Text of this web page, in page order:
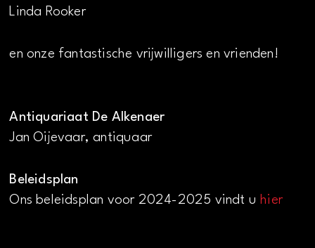
Linda Rooker
en onze fantastische vrijwilligers en vrienden!
Antiquariaat De Alkenaer
Jan Oijevaar, antiquaar
Beleidsplan
Ons beleidsplan voor 2024-2025 vindt uhier